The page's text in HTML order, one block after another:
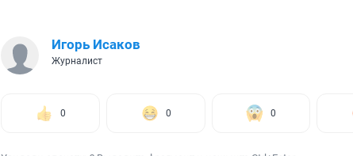
Игорь Исаков
Журналист
0 0 0